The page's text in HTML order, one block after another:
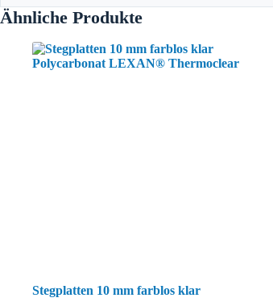
Ähnliche Produkte
Stegplatten 10 mm farblos klar